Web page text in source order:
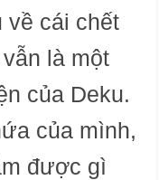
về cái chết
là một
của Deku.
của mình,
được gì